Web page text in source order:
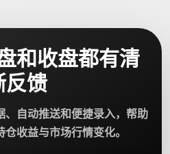
和收盘都有清
反馈
、自动推送和便捷录入，帮助
收益与市场行情变化。